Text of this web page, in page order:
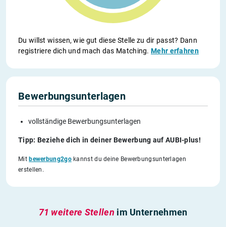
Du willst wissen, wie gut diese Stelle zu dir passt? Dann
registriere dich und mach das Matching.Mehr erfahren
Bewerbungsunterlagen
vollständige Bewerbungsunterlagen
Tipp: Beziehe dich in deiner Bewerbung auf AUBI-plus!
Mitbewerbung2gokannst du deine Bewerbungsunterlagen
erstellen.
71 weitere Stellen im Unternehmen